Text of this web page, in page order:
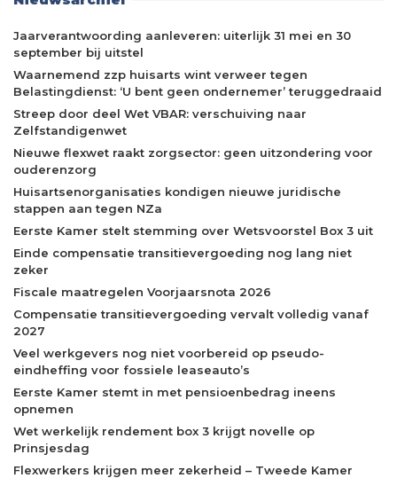
Jaarverantwoording aanleveren: uiterlijk 31 mei en 30
september bij uitstel
Waarnemend zzp huisarts wint verweer tegen
Belastingdienst: ‘U bent geen ondernemer’ teruggedraaid
Streep door deel Wet VBAR: verschuiving naar
Zelfstandigenwet
Nieuwe flexwet raakt zorgsector: geen uitzondering voor
ouderenzorg
Huisartsenorganisaties kondigen nieuwe juridische
stappen aan tegen NZa
Eerste Kamer stelt stemming over Wetsvoorstel Box 3 uit
Einde compensatie transitievergoeding nog lang niet
zeker
Fiscale maatregelen Voorjaarsnota 2026
Compensatie transitievergoeding vervalt volledig vanaf
2027
Veel werkgevers nog niet voorbereid op pseudo-
eindheffing voor fossiele leaseauto’s
Eerste Kamer stemt in met pensioenbedrag ineens
opnemen
Wet werkelijk rendement box 3 krijgt novelle op
Prinsjesdag
Flexwerkers krijgen meer zekerheid – Tweede Kamer